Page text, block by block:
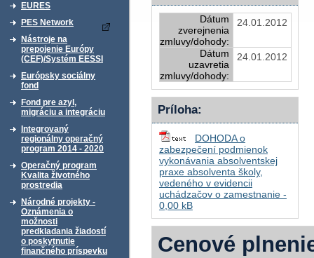
EURES
PES Network
Nástroje na
prepojenie Európy
(CEF)/Systém EESSI
Európsky sociálny
fond
Fond pre azyl,
migráciu a integráciu
Integrovaný
regionálny operačný
program 2014 - 2020
Operačný program
Kvalita životného
prostredia
Národné projekty -
Oznámenia o
možnosti
predkladania žiadostí
o poskytnutie
finančného príspevku
Dátum
zverejnenia
zmluvy/dohody:
24.01.2012
Dátum
uzavretia
zmluvy/dohody:
24.01.2012
Príloha:
DOHODA o
zabezpečení podmienok
vykonávania absolventskej
praxe absolventa školy,
vedeného v evidencii
uchádzačov o zamestnanie -
0,00 kB
Cenové